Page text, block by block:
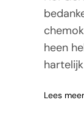
heen
Lees meer